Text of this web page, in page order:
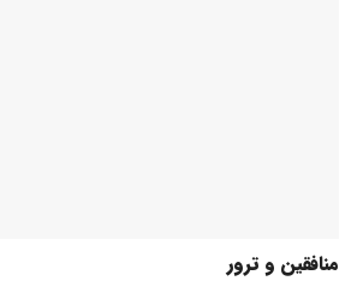
منافقین و ترور